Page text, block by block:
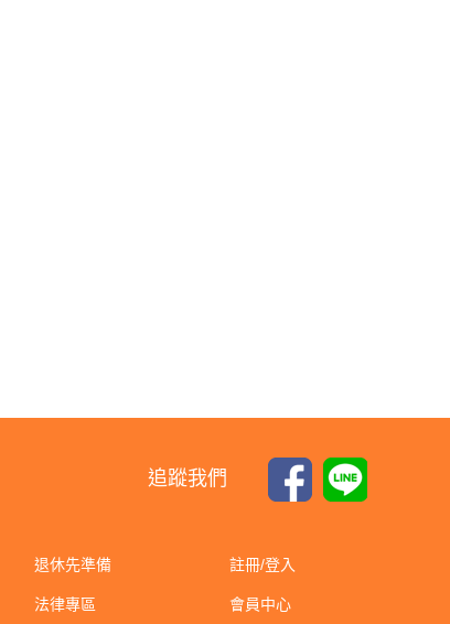
追蹤我們
退休先準備
法律專區
註冊/登入
會員中心